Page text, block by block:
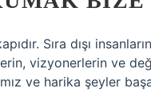
Sıra dışı
vizyonerlerin ve
ve harika şeyler